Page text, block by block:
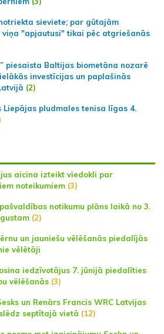
sieviete; par gūtajām
viņa "apjautusi" tikai pēc atgriešanās
piesaista Baltijas biometāna nozarē
investīcijas un paplašinās
(2)
Liepājas pludmales tenisa līgas 4.
aicina izteikt viedokli par
noteikumiem (3)
notikumu plāns laikā no 3.
(2)
un jauniešu vēlēšanās piedalījās
vēlētāji
iedzīvotājus 7. jūnijā piedalīties
vēlēšanās (3)
un Renārs Francis WRC Latvijas
septītajā vietā (12)